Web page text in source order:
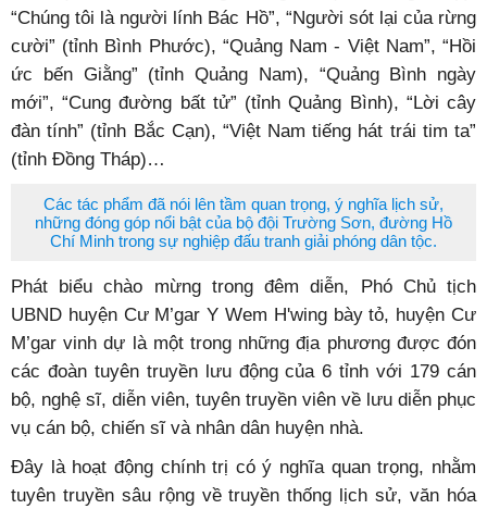
“Chúng tôi là người lính Bác Hồ”, “Người sót lại của rừng
cười” (tỉnh Bình Phước), “Quảng Nam - Việt Nam”, “Hồi
ức bến Giằng” (tỉnh Quảng Nam), “Quảng Bình ngày
mới”, “Cung đường bất tử” (tỉnh Quảng Bình), “Lời cây
đàn tính” (tỉnh Bắc Cạn), “Việt Nam tiếng hát trái tim ta”
(tỉnh Đồng Tháp)…
Các tác phẩm đã nói lên tầm quan trọng, ý nghĩa lịch sử,
những đóng góp nổi bật của bộ đội Trường Sơn, đường Hồ
Chí Minh trong sự nghiệp đấu tranh giải phóng dân tộc.
Phát biểu chào mừng trong đêm diễn, Phó Chủ tịch
UBND huyện Cư M’gar Y Wem H'wing bày tỏ, huyện Cư
M’gar vinh dự là một trong những địa phương được đón
các đoàn tuyên truyền lưu động của 6 tỉnh với 179 cán
bộ, nghệ sĩ, diễn viên, tuyên truyền viên về lưu diễn phục
vụ cán bộ, chiến sĩ và nhân dân huyện nhà.
Đây là hoạt động chính trị có ý nghĩa quan trọng, nhằm
tuyên truyền sâu rộng về truyền thống lịch sử, văn hóa